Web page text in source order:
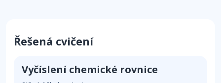
Řešená cvičení
Vyčíslení chemické rovnice